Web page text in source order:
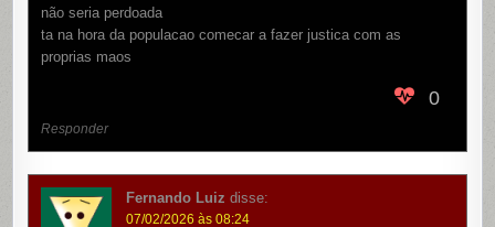
não seria perdoada
ta na hora da populacao comecar a fazer justica com as
proprias maos
0
Responder
Fernando Luiz disse:
07/02/2026 às 08:24